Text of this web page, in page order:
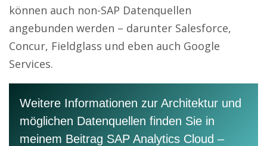
können auch non-SAP Datenquellen
angebunden werden – darunter Salesforce,
Concur, Fieldglass und eben auch Google
Services.
Weitere Informationen zur Architektur und
möglichen Datenquellen finden Sie in
meinem Beitrag SAP Analytics Cloud –